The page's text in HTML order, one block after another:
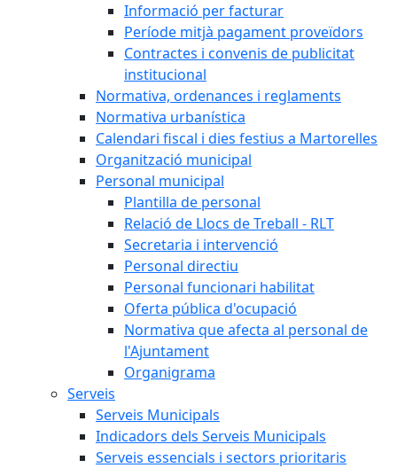
Informació per facturar
Període mitjà pagament proveïdors
Contractes i convenis de publicitat
institucional
Normativa, ordenances i reglaments
Normativa urbanística
Calendari fiscal i dies festius a Martorelles
Organització municipal
Personal municipal
Plantilla de personal
Relació de Llocs de Treball - RLT
Secretaria i intervenció
Personal directiu
Personal funcionari habilitat
Oferta pública d'ocupació
Normativa que afecta al personal de
l'Ajuntament
Organigrama
Serveis
Serveis Municipals
Indicadors dels Serveis Municipals
Serveis essencials i sectors prioritaris